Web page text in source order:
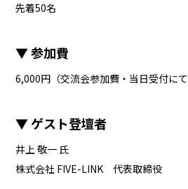
先着50名
▼ 参加費
6,000円（交流会参加費・当日受付にて
▼ ゲスト登壇者
井上 敬一 氏
株式会社 FIVE-LINK 代表取締役